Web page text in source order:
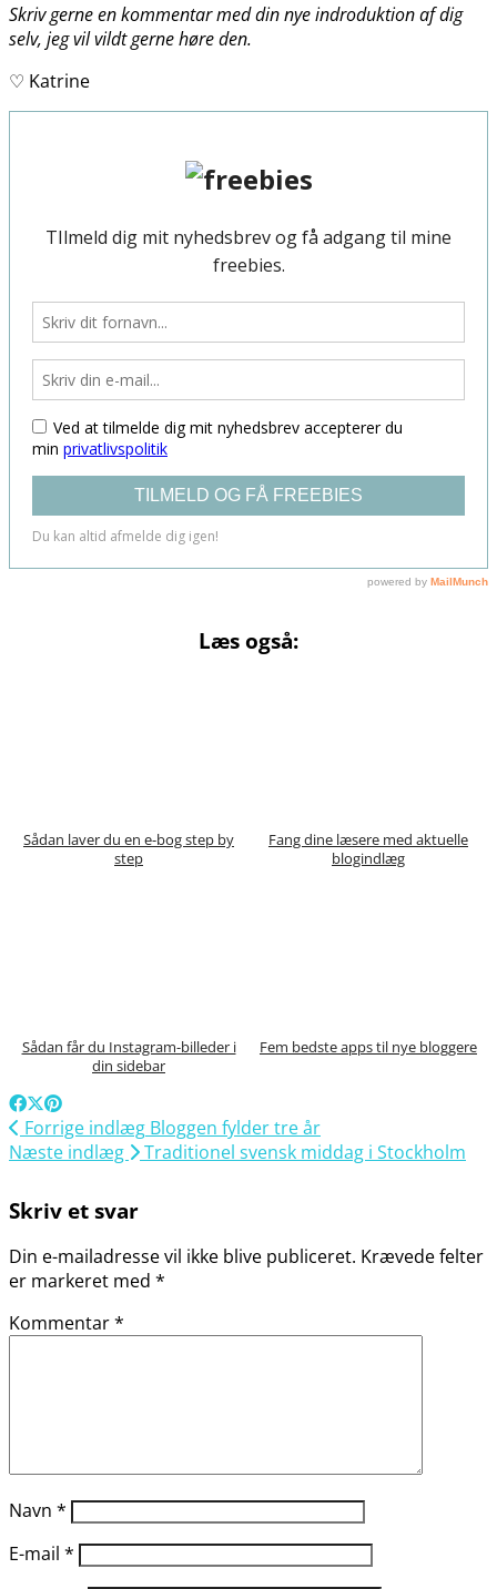
Skriv gerne en kommentar med din nye indroduktion af dig
selv, jeg vil vildt gerne høre den.
♡ Katrine
Læs også:
Sådan laver du en e-bog step by
step
Fang dine læsere med aktuelle
blogindlæg
Sådan får du Instagram-billeder i
din sidebar
Fem bedste apps til nye bloggere
Forrige indlæg Bloggen fylder tre år
Næste indlæg
Traditionel svensk middag i Stockholm
Skriv et svar
Din e-mailadresse vil ikke blive publiceret. Krævede felter
er markeret med *
Kommentar*
Navn *
E-mail *